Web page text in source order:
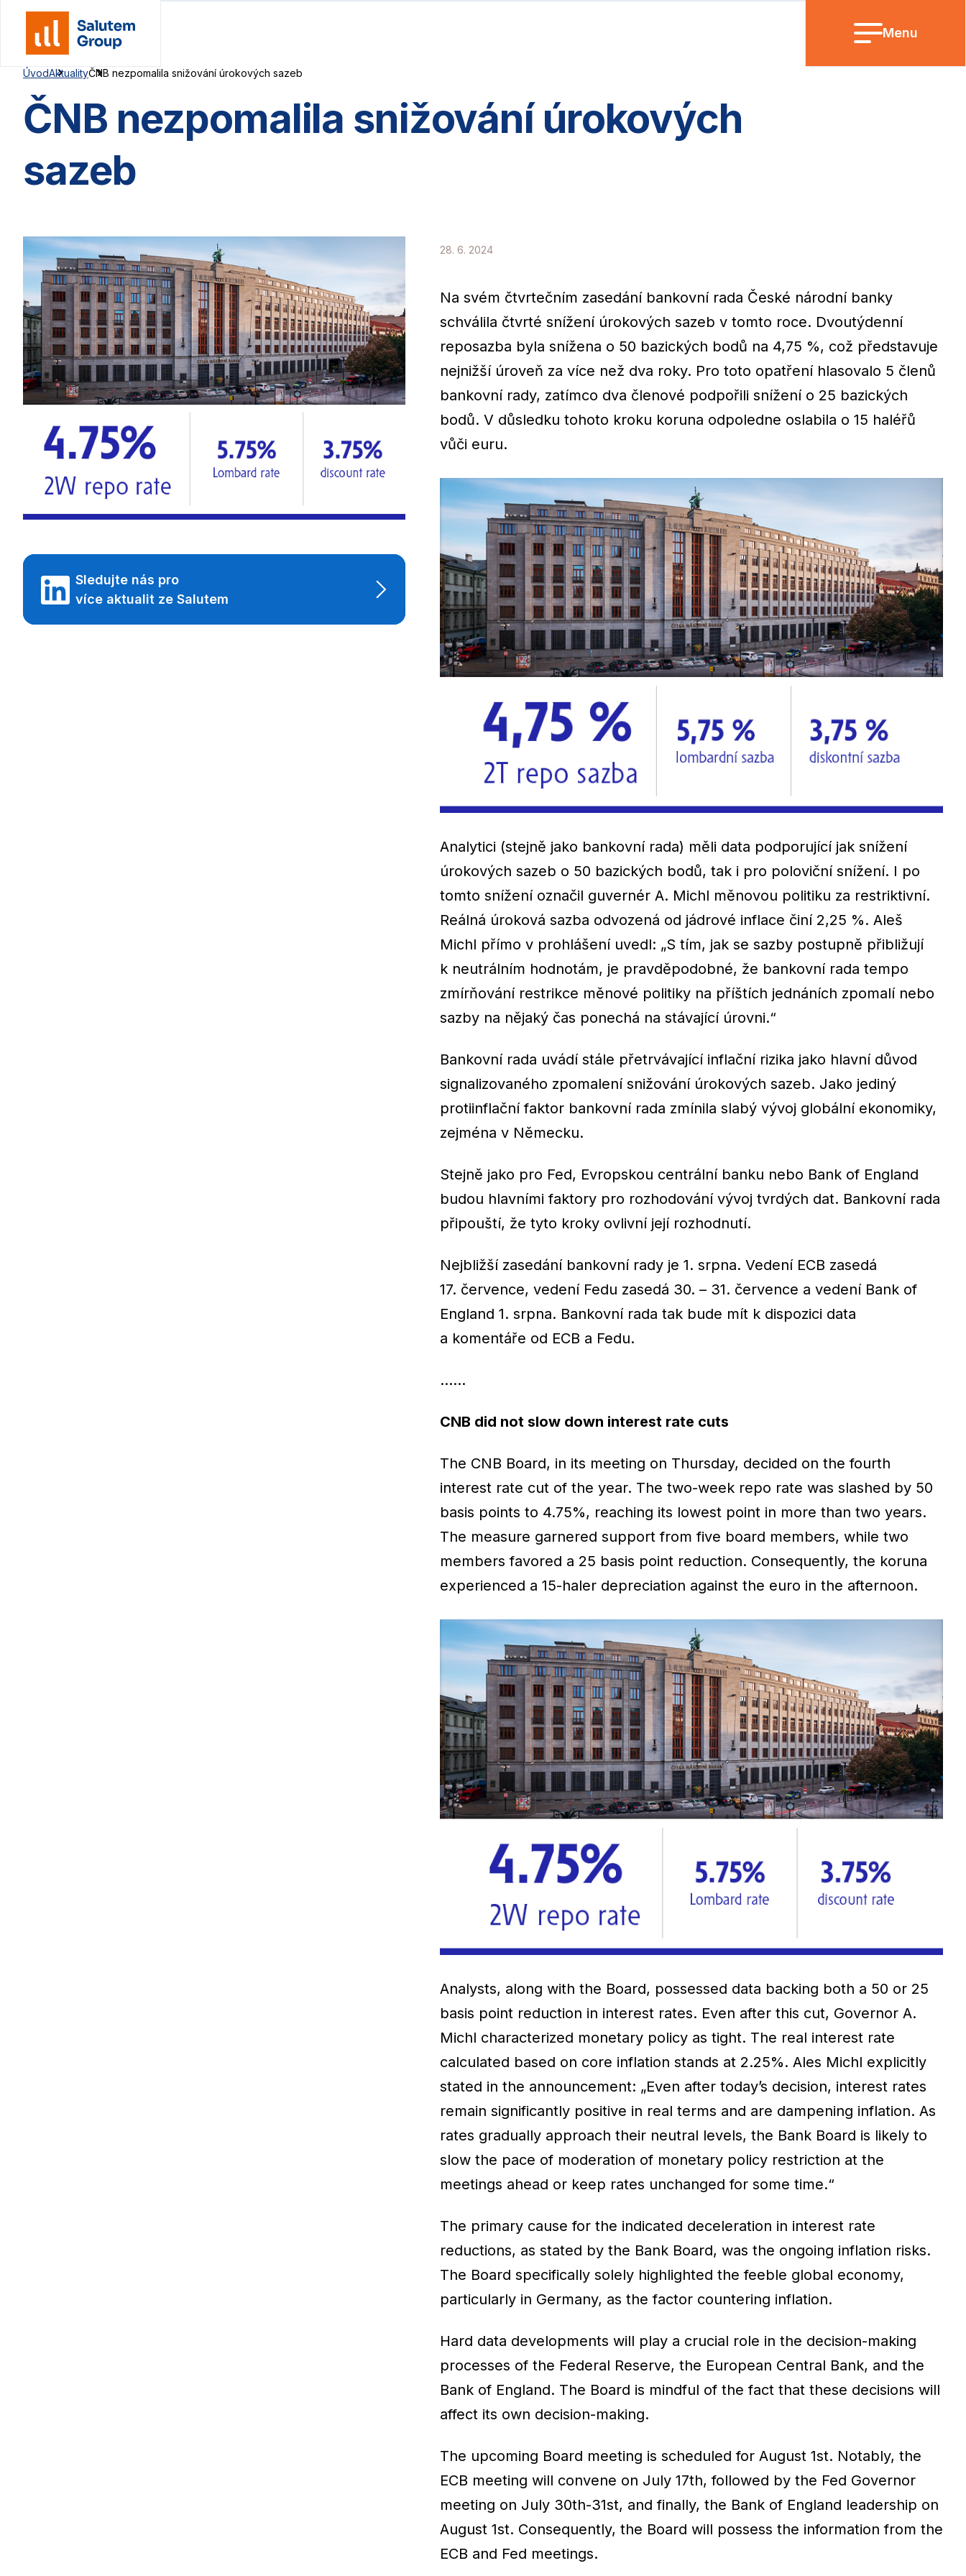
content
Menu
ÚvodAktualityČNB nezpomalila snižování úrokových sazeb
ČNB nezpomalila snižování úrokových
sazeb
Sledujte nás pro
více aktualit ze Salutem
28. 6. 2024
Na svém čtvrtečním zasedání bankovní rada České národní banky
schválila čtvrté snížení úrokových sazeb v tomto roce. Dvoutýdenní
reposazba byla snížena o 50 bazických bodů na 4,75 %, což představuje
nejnižší úroveň za více než dva roky. Pro toto opatření hlasovalo 5 členů
bankovní rady, zatímco dva členové podpořili snížení o 25 bazických
bodů. V důsledku tohoto kroku koruna odpoledne oslabila o 15 haléřů
vůči euru.
Analytici (stejně jako bankovní rada) měli data podporující jak snížení
úrokových sazeb o 50 bazických bodů, tak i pro poloviční snížení. I po
tomto snížení označil guvernér A. Michl měnovou politiku za restriktivní.
Reálná úroková sazba odvozená od jádrové inflace činí 2,25 %. Aleš
Michl přímo v prohlášení uvedl: „S tím, jak se sazby postupně přibližují
k neutrálním hodnotám, je pravděpodobné, že bankovní rada tempo
zmírňování restrikce měnové politiky na příštích jednáních zpomalí nebo
sazby na nějaký čas ponechá na stávající úrovni.“
Bankovní rada uvádí stále přetrvávající inflační rizika jako hlavní důvod
signalizovaného zpomalení snižování úrokových sazeb. Jako jediný
protiinflační faktor bankovní rada zmínila slabý vývoj globální ekonomiky,
zejména v Německu.
Stejně jako pro Fed, Evropskou centrální banku nebo Bank of England
budou hlavními faktory pro rozhodování vývoj tvrdých dat. Bankovní rada
připouští, že tyto kroky ovlivní její rozhodnutí.
Nejbližší zasedání bankovní rady je 1. srpna. Vedení ECB zasedá
17. července, vedení Fedu zasedá 30. – 31. července a vedení Bank of
England 1. srpna. Bankovní rada tak bude mít k dispozici data
a komentáře od ECB a Fedu.
……
CNB did not slow down interest rate cuts
The CNB Board, in its meeting on Thursday, decided on the fourth
interest rate cut of the year. The two-week repo rate was slashed by 50
basis points to 4.75%, reaching its lowest point in more than two years.
The measure garnered support from five board members, while two
members favored a 25 basis point reduction. Consequently, the koruna
experienced a 15-haler depreciation against the euro in the afternoon.
Analysts, along with the Board, possessed data backing both a 50 or 25
basis point reduction in interest rates. Even after this cut, Governor A.
Michl characterized monetary policy as tight. The real interest rate
calculated based on core inflation stands at 2.25%. Ales Michl explicitly
stated in the announcement: „Even after today’s decision, interest rates
remain significantly positive in real terms and are dampening inflation. As
rates gradually approach their neutral levels, the Bank Board is likely to
slow the pace of moderation of monetary policy restriction at the
meetings ahead or keep rates unchanged for some time.“
The primary cause for the indicated deceleration in interest rate
reductions, as stated by the Bank Board, was the ongoing inflation risks.
The Board specifically solely highlighted the feeble global economy,
particularly in Germany, as the factor countering inflation.
Hard data developments will play a crucial role in the decision-making
processes of the Federal Reserve, the European Central Bank, and the
Bank of England. The Board is mindful of the fact that these decisions will
affect its own decision-making.
The upcoming Board meeting is scheduled for August 1st. Notably, the
ECB meeting will convene on July 17th, followed by the Fed Governor
meeting on July 30th-31st, and finally, the Bank of England leadership on
August 1st. Consequently, the Board will possess the information from the
ECB and Fed meetings.